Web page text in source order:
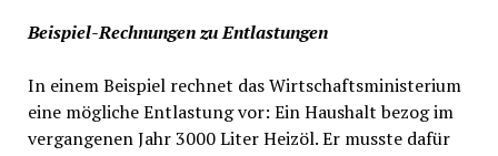
Beispiel-Rechnungen zu Entlastungen
In einem Beispiel rechnet das Wirtschaftsministerium
eine mögliche Entlastung vor: Ein Haushalt bezog im
vergangenen Jahr 3000 Liter Heizöl. Er musste dafür